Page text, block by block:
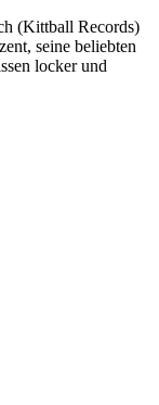
(Kittball Records)
seine beliebten
locker und